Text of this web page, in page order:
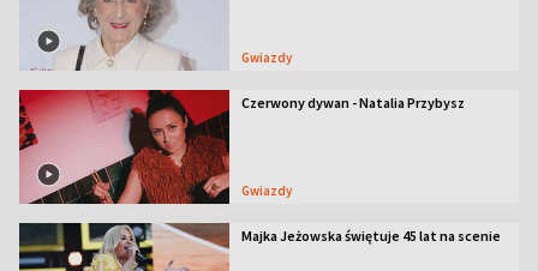
Gwiazdy
Czerwony dywan - Natalia Przybysz
Gwiazdy
Majka Jeżowska świętuje 45 lat na scenie